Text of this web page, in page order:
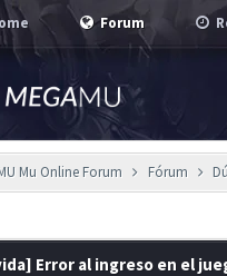
Forum
Mu Online Forum Fórum
Error al ingreso en el